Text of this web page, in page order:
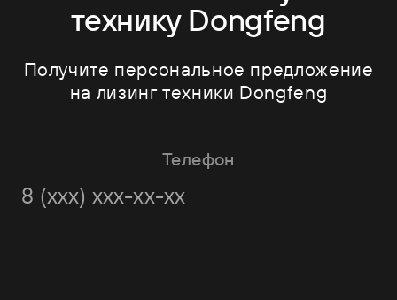
технику Dongfeng
Получите персональное предложение
на лизинг техники Dongfeng
Телефон